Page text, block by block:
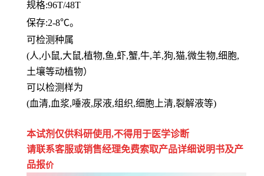
规格:96T/48T
保存:2-8℃。
可检测种属
(人,小鼠,大鼠,植物,鱼,虾,蟹,牛,羊,狗,猫,微生物,细胞,
土壤等动植物）
可以检测样为
(血清,血浆,唾液,尿液,组织,细胞上清,裂解液等)
本试剂仅供科研使用,不得用于医学诊断
请联系客服或销售经理免费索取产品详细说明书及产
品报价